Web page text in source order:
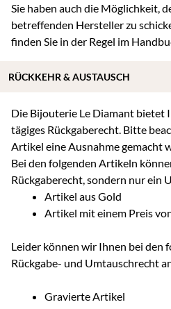
Sie haben auch die Möglichkeit,
betreffenden Hersteller zu
finden Sie in der Regel im
Die Bijouterie Le Diamant bietet
tägiges Rückgaberecht. Bitte
Artikel eine Ausnahme gemacht
Bei den folgenden Artikeln
Rückgaberecht, sondern nur ein
Artikel aus Gold
Artikel mit einem Preis
Leider können wir Ihnen bei den
Rückgabe- und Umtauschrecht
Gravierte Artikel
RÜCKKEHR & AUSTAUSCH